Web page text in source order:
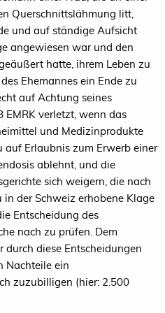
Querschnittslähmung litt,
und auf ständige Aufsicht
angewiesen war und den
hatte, ihrem Leben zu
Ehemannes ein Ende zu
auf Achtung seines
EMRK verletzt, wenn das
und Medizinprodukte
auf Erlaubnis zum Erwerb einer
ablehnt, und die
sich weigern, die nach
in der Schweiz erhobene Klage
Entscheidung des
nach zu prüfen. Dem
durch diese Entscheidungen
Nachteile ein
zuzubilligen (hier: 2.500